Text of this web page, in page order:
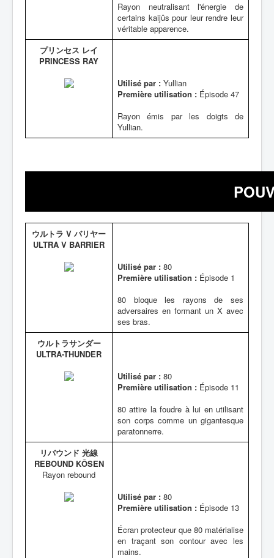
Rayon neutralisant l'énergie de
certains kaijûs pour leur rendre leur
véritable apparence.
プリンセス レイ
PRINCESS RAY
Utilisé par : Yullian
Première utilisation : Épisode 47
Rayon émis par les doigts de
Yullian.
ウルトラ V バリヤー
ULTRA V BARRIER
Utilisé par : 80
Première utilisation : Épisode 1
80 bloque les rayons de ses
adversaires en formant un X avec
ses bras.
ウルトラサンダー
ULTRA-THUNDER
Utilisé par : 80
Première utilisation : Épisode 11
80 attire la foudre à lui en utilisant
son corps comme un gigantesque
paratonnerre.
リバウンド 光線
REBOUND KÔSEN
Rayon rebound
Utilisé par : 80
Première utilisation : Épisode 13
Écran protecteur que 80 matérialise
en traçant son contour avec les
mains.